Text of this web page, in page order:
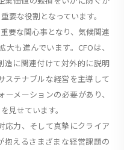
要な役割となっています。
要な関心事となり、気候関連
も進んでいます。CFOは、
造に関連付けて対外的に説明
ステナブルな経営を主導して
メーションの必要があり、
見せています。
応力、そして真摯にクライア
抱えるさまざまな経営課題の